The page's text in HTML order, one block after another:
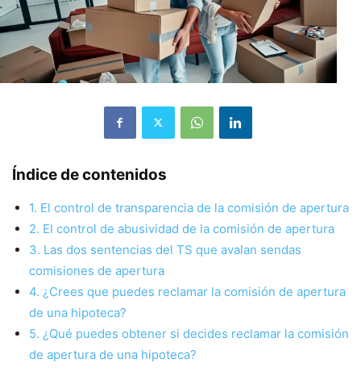
Índice de contenidos
1. El control de transparencia de la comisión de apertura
2. El control de abusividad de la comisión de apertura
3. Las dos sentencias del TS que avalan sendas
comisiones de apertura
4. ¿Crees que puedes reclamar la comisión de apertura
de una hipoteca?
5. ¿Qué puedes obtener si decides reclamar la comisión
de apertura de una hipoteca?